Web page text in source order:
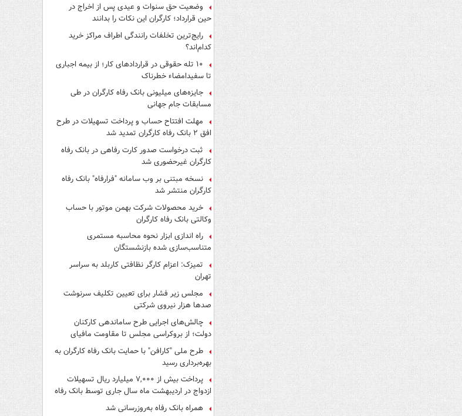
وضعیت حق سنوات و عیدی پس از اخراج در
حین قرارداد؛ کارگران این نکات را بدانند
رایج‌ترین تخلفات رانندگی اطراف مراکز خرید
کدام‌اند؟
۱۰ تله حقوقی در قراردادهای کار؛ از بیمه اجباری
تا سفیدامضاء خطرناک
جایزه‌های میلیونی بانک رفاه کارگران در طی
مسابقات جام جهانی
مهلت افتتاح حساب و پرداخت تسهیلات در طرح
افق ۲ بانک رفاه کارگران تمدید شد
ثبت درخواست صدور کارت رفاهی در بانک رفاه
کارگران غیرحضوری شد
نسخه مبتنی بر وب سامانه "فرارفاه" بانک رفاه
کارگران منتشر شد
خرید محصولات شرکت بهمن موتور با حساب
وکالتی بانک رفاه کارگران
راه اندازی ابزار نحوه محاسبه مستمری
متناسب‌سازی شده بازنشستگان
تمیزک: اعزام کارگر نظافتی کاربلد به سراسر
تهران
مجلس زیر فشار برای تعیین تکلیف سرنوشت
صدها هزار نیروی شرکتی
چالش‌های اجرایی طرح ساماندهی کارکنان
دولت؛ از بروکراسی مجلس تا مقاومت مافیای
واسطه‌گری
طرح ملی "کارافن" با حمایت بانک رفاه کارگران به
بهره‌برداری رسید
پرداخت بیش از ۷,۰۰۰ میلیارد ریال تسهیلات
ازدواج در اردیبهشت ماه سال جاری توسط بانک رفاه
کارگران
همراه بانک رفاه به‌روزرسانی شد